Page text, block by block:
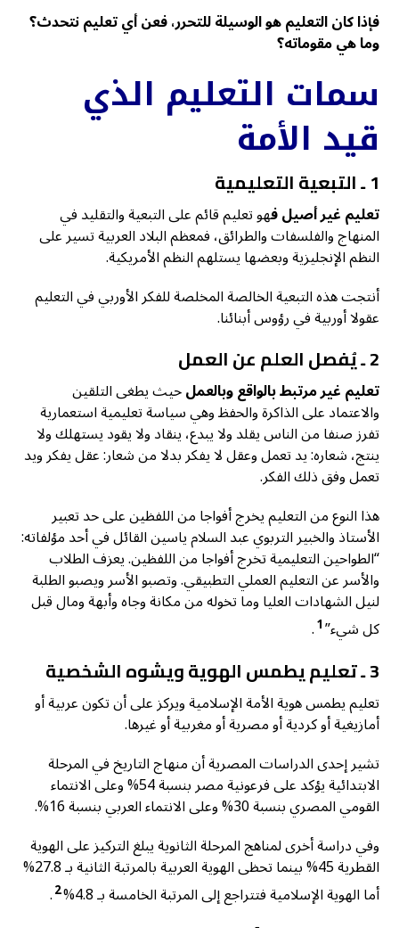
فإذا كان التعليم هو الوسيلة للتحرر، فعن أي تعليم نتحدث؟
وما هي مقوماته؟
سمات التعليم الذي
قيد الأمة
1 ـ التبعية التعليمية
تعليم غير أصيل فهو تعليم قائم على التبعية والتقليد في
المنهاج والفلسفات والطرائق، فمعظم البلاد العربية تسير على
النظم الإنجليزية وبعضها يستلهم النظم الأمريكية.
أنتجت هذه التبعية الخالصة المخلصة للفكر الأوربي في التعليم
عقولا أوربية في رؤوس أبنائنا.
2 ـ يُفصل العلم عن العمل
تعليم غير مرتبط بالواقع وبالعملحيث يطغى التلقين
والاعتماد على الذاكرة والحفظ وهي سياسة تعليمية استعمارية
تفرز صنفا من الناس يقلد ولا يبدع، ينقاد ولا يقود يستهلك ولا
ينتج، شعاره: يد تعمل وعقل لا يفكر بدلا من شعار: عقل يفكر ويد
تعمل وفق ذلك الفكر.
هذا النوع من التعليم يخرج أفواجا من اللفظين على حد تعبير
الأستاذ والخبير التربوي عبد السلام ياسين القائل في أحد مؤلفاته:
“الطواحين التعليمية تخرج أفواجا من اللفظين. يعزف الطلاب
والأسر عن التعليم العملي التطبيقي. وتصبو الأسر ويصبو الطلبة
لنيل الشهادات العليا وما تخوله من مكانة وجاه وأبهة ومال قبل
كل شيء”1
.
3 ـ تعليم يطمس الهوية ويشوه الشخصية
تعليم يطمس هوية الأمة الإسلامية ويركز على أن تكون عربية أو
أمازيغية أو كردية أو مصرية أو مغربية أو غيرها.
تشير إحدى الدراسات المصرية أن منهاج التاريخ في المرحلة
الابتدائية يؤكد على فرعونية مصر بنسبة 54% وعلى الانتماء
القومي المصري بنسبة 30% وعلى الانتماء العربي بنسبة 16%.
وفي دراسة أخرى لمناهج المرحلة الثانوية يبلغ التركيز على الهوية
القطرية 45% بينما تحظى الهوية العربية بالمرتبة الثانية بـ 27.8%
أما الهوية الإسلامية فتتراجع إلى المرتبة الخامسة بـ 4.8%
2
.